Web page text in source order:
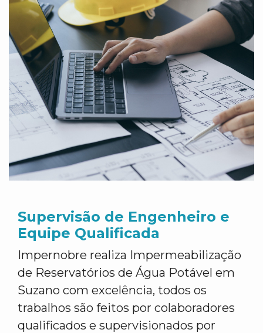
Supervisão de Engenheiro e
Equipe Qualificada
Impernobre realiza Impermeabilização
de Reservatórios de Água Potável em
Suzano com excelência, todos os
trabalhos são feitos por colaboradores
qualificados e supervisionados por